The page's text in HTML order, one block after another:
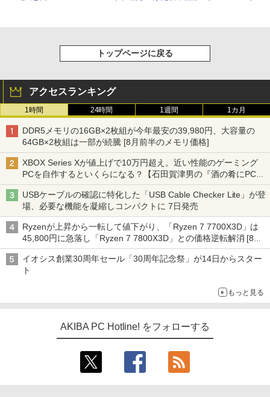
トップページに戻る
アクセスランキング
1時間 24時間 1週間 1カ月
DDR5メモリの16GB×2枚組が今年最安の39,980円、大容量の
64GB×2枚組は一部が続騰 [8月前半のメモリ価格]
XBOX Series Xが値上げで10万円超え。近い性能のゲーミング
PCを自作するといくらになる？【石田賀津男の『酒の肴にPCゲ
ーム』】
USBケーブルの確認に特化した「USB Cable Checker Lite」が登
場、必要な機能を凝縮しコンパクトに 7日発売
Ryzenが上昇から一転して値下がり、「Ryzen 7 7700X3D」は
45,800円に急落し「Ryzen 7 7800X3D」との価格逆転解消 [8月
前半のCPU価格]
イオシス創業30周年セール「30周年記念祭」が14日からスター
ト
もっと見る
AKIBA PC Hotline! をフォローする